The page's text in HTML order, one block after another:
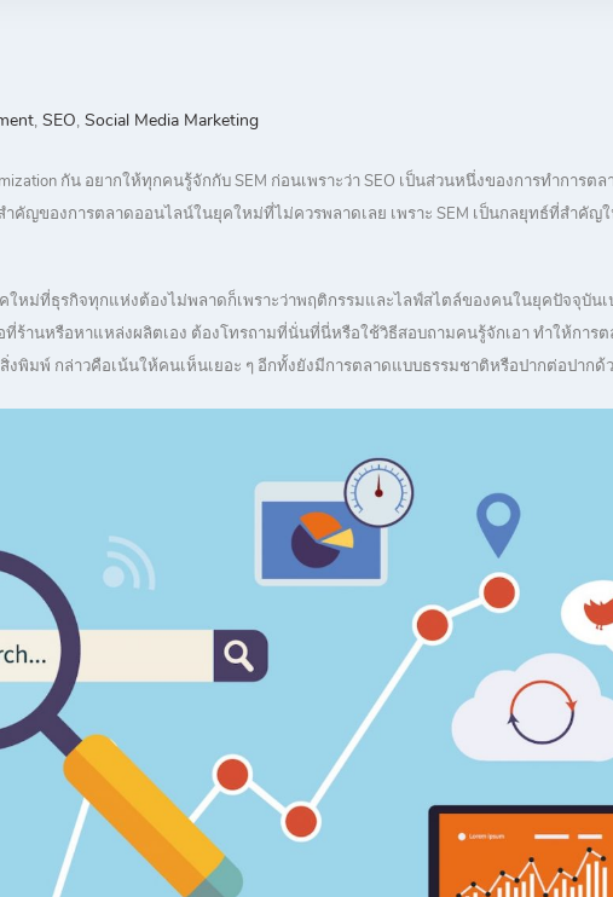
, SEO, Social Media Marketing
กัน อยากให้ทุกคนรู้จักกับ SEM ก่อนเพราะว่า SEO เป็นส่วนหนึ่งของการทำการตล
ำคัญของการตลาดออนไลน์ในยุคใหม่ที่ไม่ควรพลาดเลย เพราะ SEM เป็นกลยุทธ์ที่สำคัญ
ใหม่ที่ธุรกิจทุกแห่งต้องไม่พลาดก็เพราะว่าพฤติกรรมและไลฟ์สไตล์ของคนในยุคปัจจุบัน
ร้านหรือหาแหล่งผลิตเอง ต้องโทรถามที่นั่นที่นี่หรือใช้วิธีสอบถามคนรู้จักเอา ทำให้การ
งพิมพ์ กล่าวคือเน้นให้คนเห็นเยอะ ๆ อีกทั้งยังมีการตลาดแบบธรรมชาติหรือปากต่อปากด้